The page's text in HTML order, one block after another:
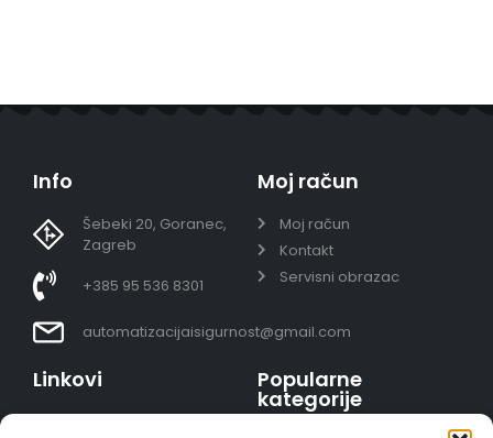
Info
Šebeki 20, Goranec,
Zagreb
+385 95 536 8301
automatizacijaisigurnost@gmail.com
Moj račun
Moj račun
Kontakt
Servisni obrazac
Linkovi Popularne
kategorije